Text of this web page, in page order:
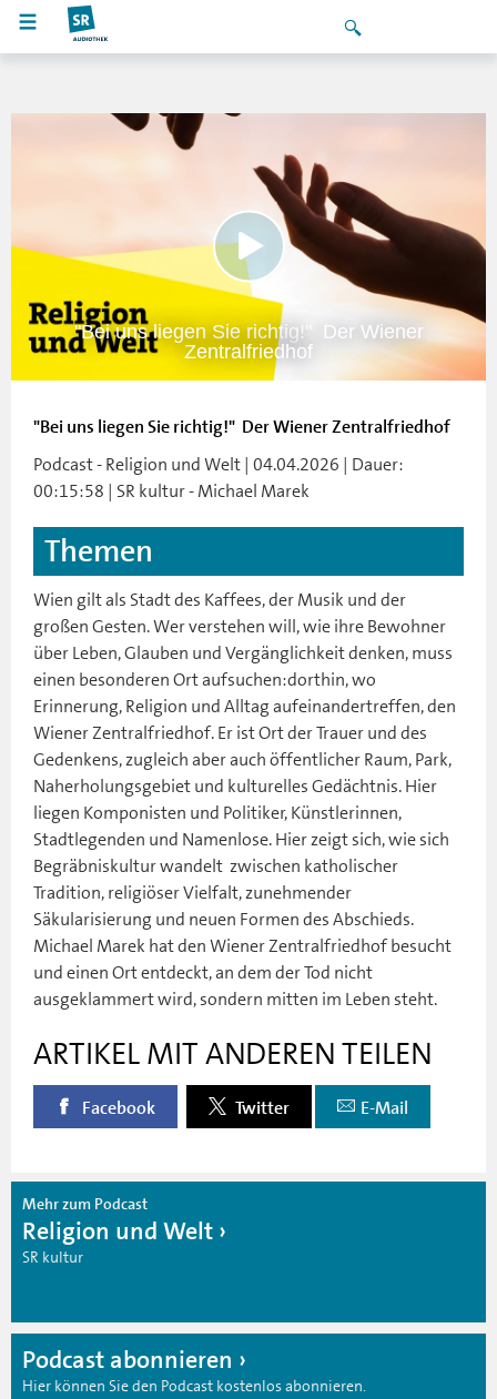
"Bei uns liegen Sie richtig!"  Der Wiener
Zentralfriedhof
"Bei uns liegen Sie richtig!"  Der Wiener Zentralfriedhof
Podcast - Religion und Welt | 04.04.2026 | Dauer:
00:15:58 | SR kultur - Michael Marek
Themen
Wien gilt als Stadt des Kaffees, der Musik und der
großen Gesten. Wer verstehen will, wie ihre Bewohner
über Leben, Glauben und Vergänglichkeit denken, muss
einen besonderen Ort aufsuchen:dorthin, wo
Erinnerung, Religion und Alltag aufeinandertreffen, den
Wiener Zentralfriedhof. Er ist Ort der Trauer und des
Gedenkens, zugleich aber auch öffentlicher Raum, Park,
Naherholungsgebiet und kulturelles Gedächtnis. Hier
liegen Komponisten und Politiker, Künstlerinnen,
Stadtlegenden und Namenlose. Hier zeigt sich, wie sich
Begräbniskultur wandelt  zwischen katholischer
Tradition, religiöser Vielfalt, zunehmender
Säkularisierung und neuen Formen des Abschieds.
Michael Marek hat den Wiener Zentralfriedhof besucht
und einen Ort entdeckt, an dem der Tod nicht
ausgeklammert wird, sondern mitten im Leben steht.
ARTIKEL MIT ANDEREN TEILEN
Facebook Twitter E-Mail
Mehr zum Podcast
Religion und Welt
SR kultur
Podcast abonnieren
Hier können Sie den Podcast kostenlos abonnieren.